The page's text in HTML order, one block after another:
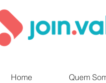
Home Quem